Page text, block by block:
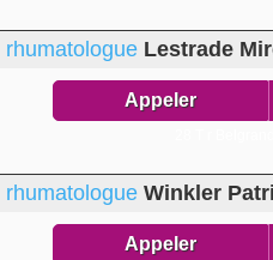
rhumatologue Lestrade
Appeler
rhumatologue Winkler
Appeler